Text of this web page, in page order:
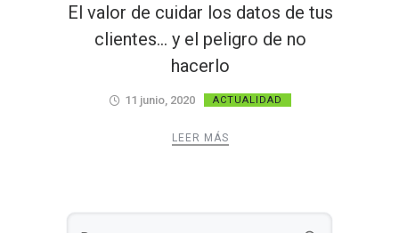
El valor de cuidar los datos de tus
clientes… y el peligro de no
hacerlo
11 junio, 2020 ACTUALIDAD
LEER MÁS